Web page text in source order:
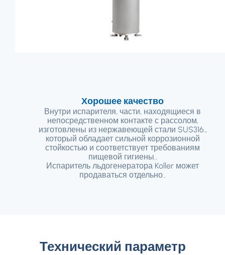
Хорошее качество
Внутри испарителя, части, находящиеся в
непосредственном контакте с рассолом,
изготовлены из нержавеющей стали SUS316.,
который обладает сильной коррозионной
стойкостью и соответствует требованиям
пищевой гигиены..
Испаритель льдогенератора Koller может
продаваться отдельно..
Технический параметр